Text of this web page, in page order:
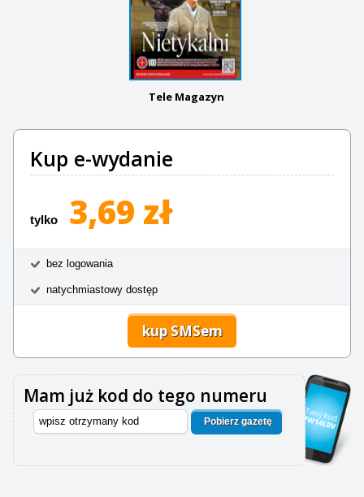
Tele Magazyn
Kup e-wydanie
tylko 3,69 zł
bez logowania
natychmiastowy dostęp
kup SMSem
Mam już kod do tego numeru
Pobierz gazetę